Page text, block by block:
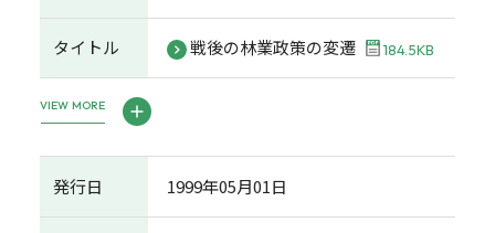
タイトル 戦後の林業政策の変遷 184.5KB
VIEW MORE
発行日 1999年05月01日